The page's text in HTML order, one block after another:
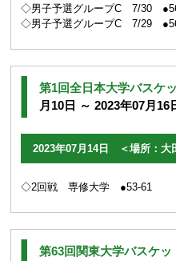
◇男子予選グループC 7/30
◇男子予選グループC 7/29
第1回全日本大学バスケ
月10日 ～ 2023年07月16
2023年07月14日 ＜場所：大
◇2回戦 専修大学 ●53-61
第63回関東大学バスケ